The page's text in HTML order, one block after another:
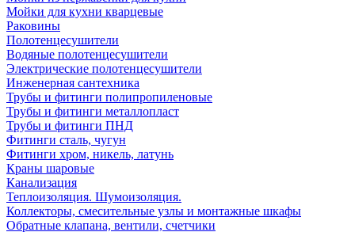
Мойки для кухни кварцевые
Раковины
Полотенцесушители
Водяные полотенцесушители
Электрические полотенцесушители
Инженерная сантехника
Трубы и фитинги полипропиленовые
Трубы и фитинги металлопласт
Трубы и фитинги ПНД
Фитинги сталь, чугун
Фитинги хром, никель, латунь
Краны шаровые
Канализация
Теплоизоляция. Шумоизоляция.
Коллекторы, смесительные узлы и монтажные шкафы
Обратные клапана, вентили, счетчики